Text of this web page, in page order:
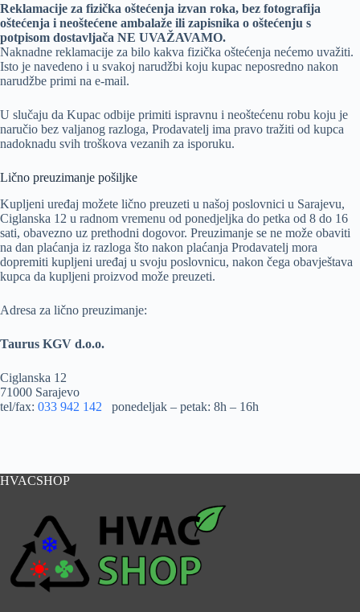
Reklamacije za fizička oštećenja izvan roka, bez fotografija
oštećenja i neoštećene ambalaže ili zapisnika o oštećenju s
potpisom dostavljača NE UVAŽAVAMO.
Naknadne reklamacije za bilo kakva fizička oštećenja nećemo uvažiti.
Isto je navedeno i u svakoj narudžbi koju kupac neposredno nakon
narudžbe primi na e-mail.
U slučaju da Kupac odbije primiti ispravnu i neoštećenu robu koju je
naručio bez valjanog razloga, Prodavatelj ima pravo tražiti od kupca
nadoknadu svih troškova vezanih za isporuku.
Lično preuzimanje pošiljke
Kupljeni uređaj možete lično preuzeti u našoj poslovnici u Sarajevu,
Ciglanska 12 u radnom vremenu od ponedjeljka do petka od 8 do 16
sati, obavezno uz prethodni dogovor. Preuzimanje se ne može obaviti
na dan plaćanja iz razloga što nakon plaćanja Prodavatelj mora
dopremiti kupljeni uređaj u svoju poslovnicu, nakon čega obavještava
kupca da kupljeni proizvod može preuzeti.
Adresa za lično preuzimanje:
Taurus KGV d.o.o.
Ciglanska 12
71000 Sarajevo
tel/fax: 033 942 142 ponedeljak – petak: 8h – 16h
HVACSHOP